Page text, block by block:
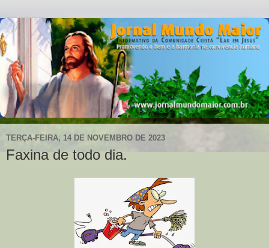
TERÇA-FEIRA, 14 DE NOVEMBRO DE 2023
Faxina de todo dia.